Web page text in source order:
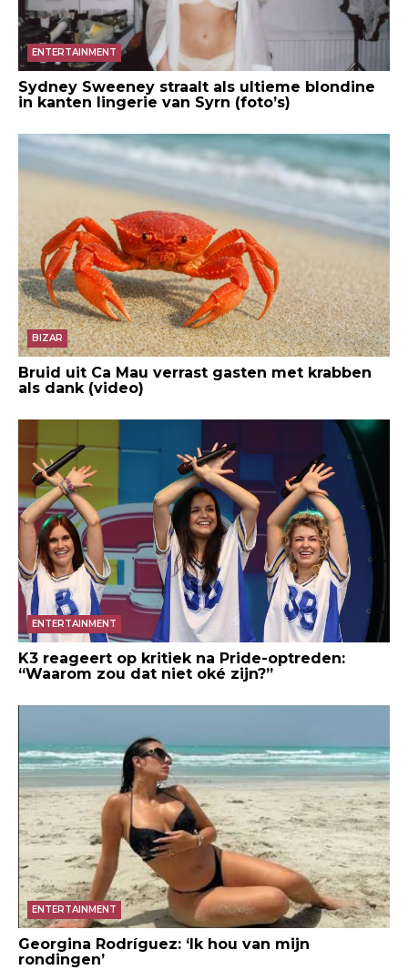
ENTERTAINMENT
Sydney Sweeney straalt als ultieme blondine
in kanten lingerie van Syrn (foto’s)
BIZAR
Bruid uit Ca Mau verrast gasten met krabben
als dank (video)
ENTERTAINMENT
K3 reageert op kritiek na Pride-optreden:
“Waarom zou dat niet oké zijn?”
ENTERTAINMENT
Georgina Rodríguez: ‘Ik hou van mijn
rondingen’